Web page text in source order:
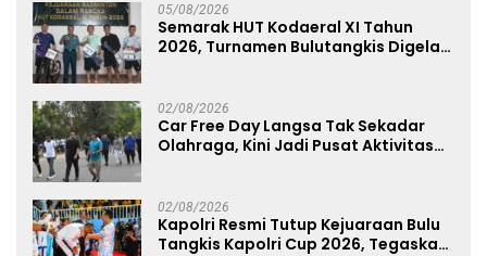
05/08/2026
Semarak HUT Kodaeral XI Tahun
2026, Turnamen Bulutangkis Digelar
02/08/2026
Car Free Day Langsa Tak Sekadar
Olahraga, Kini Jadi Pusat Aktivitas
02/08/2026
Kapolri Resmi Tutup Kejuaraan Bulu
Tangkis Kapolri Cup 2026, Tegaskan